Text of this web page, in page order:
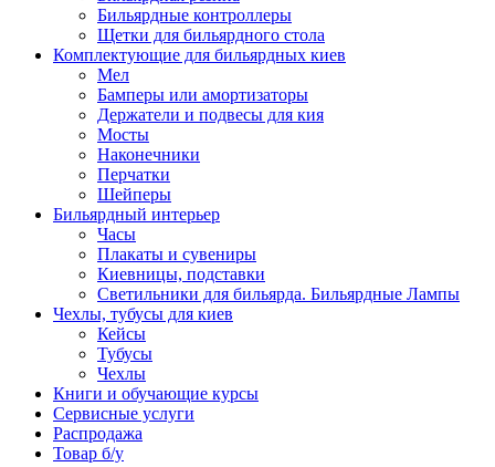
Бильярдные контроллеры
Щетки для бильярдного стола
Комплектующие для бильярдных киев
Мел
Бамперы или амортизаторы
Держатели и подвесы для кия
Мосты
Наконечники
Перчатки
Шейперы
Бильярдный интерьер
Часы
Плакаты и сувениры
Киевницы, подставки
Светильники для бильярда. Бильярдные Лампы
Чехлы, тубусы для киев
Кейсы
Тубусы
Чехлы
Книги и обучающие курсы
Сервисные услуги
Распродажа
Товар б/у